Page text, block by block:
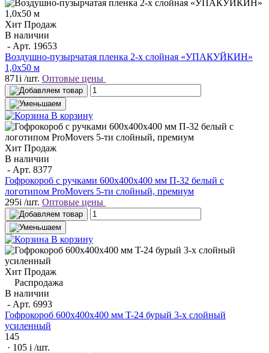
Хит Продаж
В наличии
- Арт. 19653
Воздушно-пузырчатая пленка 2-х слойная «УПАКУЙКИН»
1,0х50 м
871i /шт. Оптовые цены
В корзину
Хит Продаж
В наличии
- Арт. 8377
Гофрокороб с ручками 600х400х400 мм П-32 белый с
логотипом ProMovers 5-ти слойный, премиум
295i /шт. Оптовые цены
В корзину
Хит Продаж
Распродажа
В наличии
- Арт. 6993
Гофрокороб 600x400x400 мм T-24 бурый 3-х слойный
усиленный
145
· 105 i /шт.